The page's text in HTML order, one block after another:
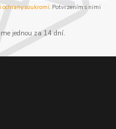
soukromí. Potvrzením s nimi
jednou za 14 dní.